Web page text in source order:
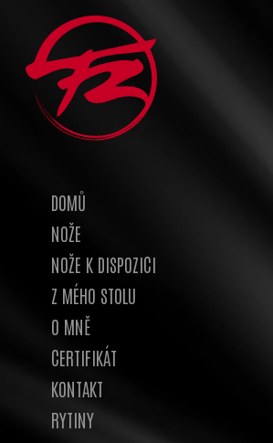
DOMŮ
NOŽE
NOŽE K DISPOZICI
Z MÉHO STOLU
O MNĚ
CERTIFIKÁT
KONTAKT
RYTINY